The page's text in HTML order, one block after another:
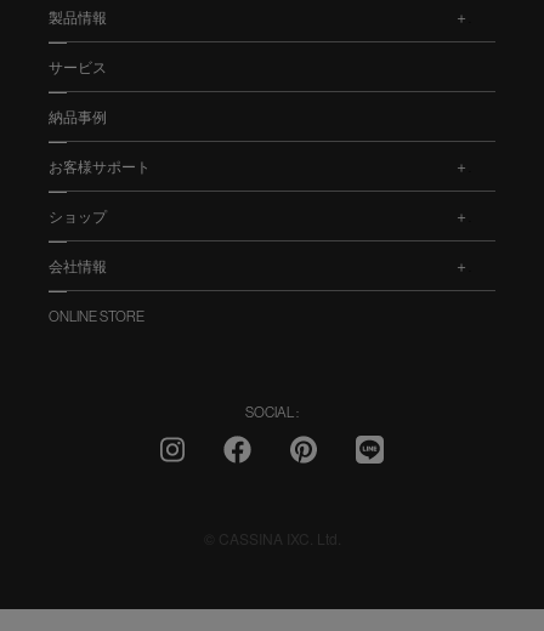
製品情報
サービス
納品事例
お客様サポート
ショップ
会社情報
ONLINE STORE
SOCIAL :
© CASSINA IXC. Ltd.